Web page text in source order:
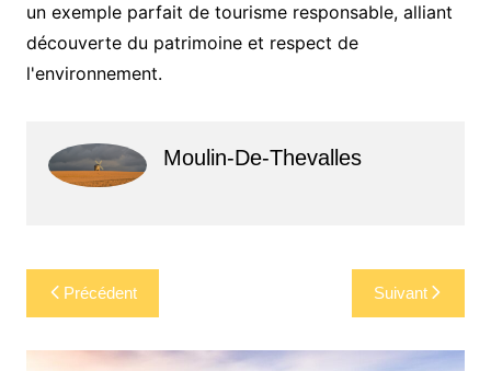
un exemple parfait de tourisme responsable, alliant
découverte du patrimoine et respect de
l'environnement.
Moulin-De-Thevalles
Navigation
de
l’article
Précédent Suivant